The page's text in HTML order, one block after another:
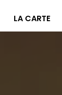
LA CARTE